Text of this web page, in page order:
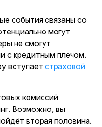
события связаны со
могут
не смогут
с кредитным плечом.
вступает страховой
комиссий
Возможно, вы
вторая половина.